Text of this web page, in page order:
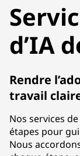
d’IA
Rendre
travail
Nos services
étapes pour
Nous